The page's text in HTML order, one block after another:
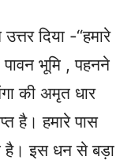
दिया -“हमारे
भूमि , पहनने
की अमृत धार
है। हमारे पास
है। इस धन से बड़ा